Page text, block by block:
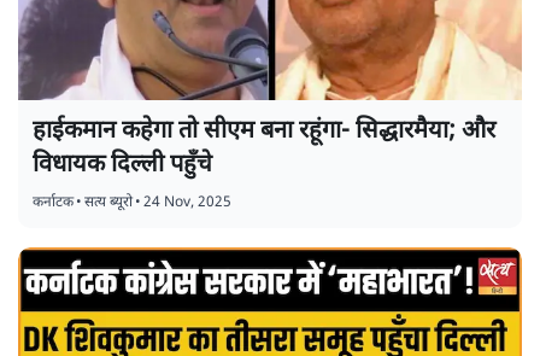
हाईकमान कहेगा तो सीएम बना रहूंगा- सिद्धारमैया; और
विधायक दिल्ली पहुँचे
कर्नाटक•सत्य ब्यूरो•24 Nov, 2025